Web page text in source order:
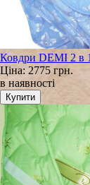
Ковдри DEMI 2 в
Ціна: 2775 грн.
в наявності